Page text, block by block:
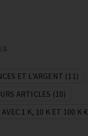
ET L'ARGENT (11)
ARTICLES (10)
1 K, 10 K ET 100 K €